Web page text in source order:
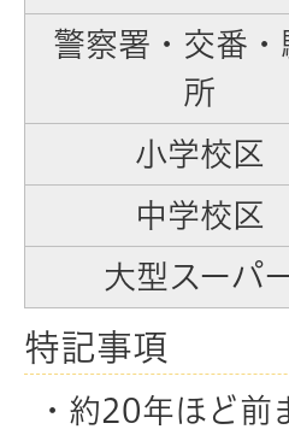
警察署・交番・
所
小学校区
中学校区
大型スーパ
特記事項
・約20年ほど前